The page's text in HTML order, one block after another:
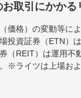
お取引にかか
価格）の変動等に
投資証券（ETN）
（REIT）は運用不
※ライツは上場お